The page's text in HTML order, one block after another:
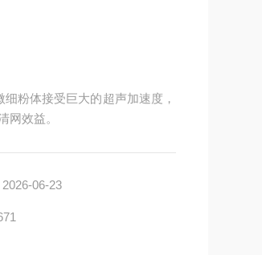
粉体接受巨大的超声加速度，
网效益。
06-23